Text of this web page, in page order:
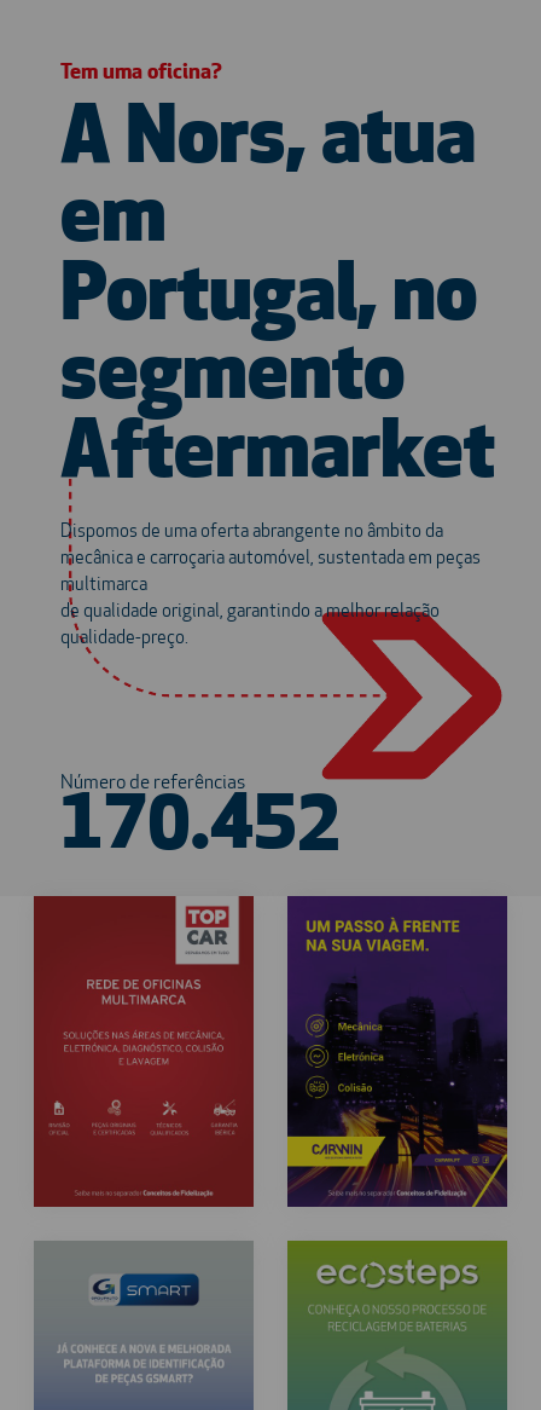
Tem uma oficina?
A Nors, atua
em
Portugal, no
segmento
Aftermarket
Dispomos de uma oferta abrangente no âmbito da
mecânica e carroçaria automóvel, sustentada em peças
multimarca
de qualidade original, garantindo a melhor relação
qualidade-preço.
Número de referências
170.452